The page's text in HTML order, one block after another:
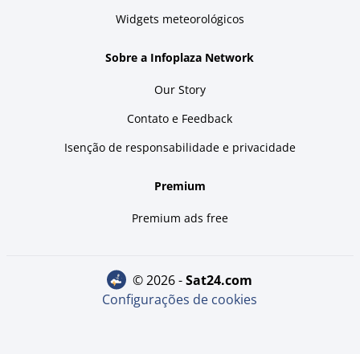
Widgets meteorológicos
Sobre a Infoplaza Network
Our Story
Contato e Feedback
Isenção de responsabilidade e privacidade
Premium
Premium ads free
© 2026 - sat24.com
Configurações de cookies